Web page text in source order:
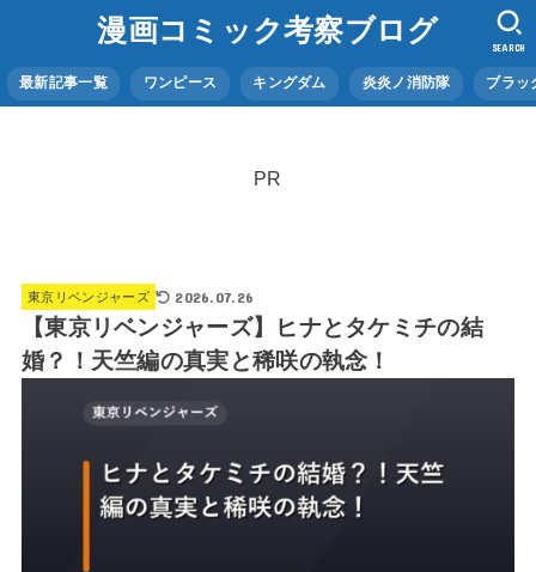
漫画コミック考察ブログ
最新記事一覧 ワンピース キングダム 炎炎ノ消防隊 ブラッ
SEARCH
PR
東京リベンジャーズ 2026.07.26
【東京リベンジャーズ】ヒナとタケミチの結
婚？！天竺編の真実と稀咲の執念！